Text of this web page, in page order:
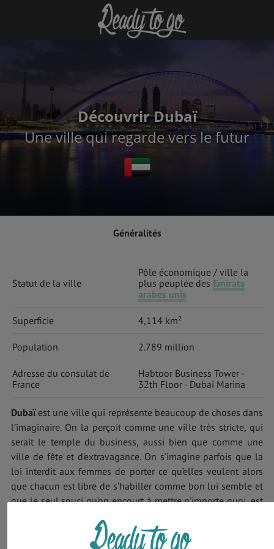
Découvrir Dubaï
Une ville qui regarde vers le futur
Généralités
Statut de la ville
Pôle économique / ville la
plus peuplée des Emirats
arabes unis
Superficie 4,114 km²
Population 2.789 million
Adresse du consulat de
France
Habtoor Business Tower -
32th Floor - Dubai Marina
Dubaïest une ville qui représente beaucoup de choses dans
l’imaginaire. On la perçoit comme une ville très stricte, qui
serait le temple du business, aussi bien que comme une
ville de fête et d’extravagance. On s’imagine parfois que la
loi interdit aux femmes de porter ce qu’elles veulent alors
que chacun est libre de s’habiller comme bon lui semble et
que le seul souci qu’on encourt à mettre n’importe quoi, est